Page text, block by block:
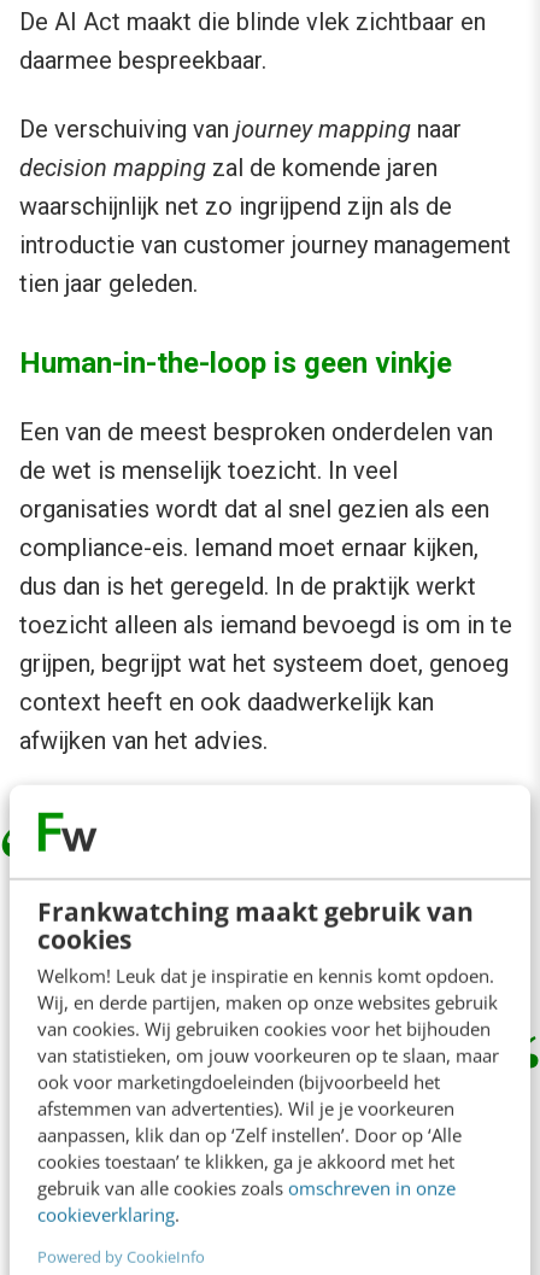
Frankwatching maakt gebruik van
cookies
Welkom! Leuk dat je inspiratie en kennis komt opdoen.
Wij, en derde partijen, maken op onze websites gebruik
van cookies. Wij gebruiken cookies voor het bijhouden
van statistieken, om jouw voorkeuren op te slaan, maar
ook voor marketingdoeleinden (bijvoorbeeld het
afstemmen van advertenties). Wil je je voorkeuren
aanpassen, klik dan op ‘Zelf instellen’. Door op ‘Alle
cookies toestaan’ te klikken, ga je akkoord met het
gebruik van alle cookies zoals omschreven in onze
cookieverklaring.
Powered by CookieInfo
De AI Act maakt die blinde vlek zichtbaar en
daarmee bespreekbaar.
De verschuiving van journey mapping naar
decision mapping zal de komende jaren
waarschijnlijk net zo ingrijpend zijn als de
introductie van customer journey management
tien jaar geleden.
Human-in-the-loop is geen vinkje
Een van de meest besproken onderdelen van
de wet is menselijk toezicht. In veel
organisaties wordt dat al snel gezien als een
compliance-eis. Iemand moet ernaar kijken,
dus dan is het geregeld. In de praktijk werkt
toezicht alleen als iemand bevoegd is om in te
grijpen, begrijpt wat het systeem doet, genoeg
context heeft en ook daadwerkelijk kan
afwijken van het advies.
Als mensen geen echte ruimte hebben
om in te grijpen, is toezicht vooral
schijnzekerheid.
Daarmee wordthuman-in-the-loopgeen
juridische formaliteit, maar een
ontwerpvraagstuk. En eigenlijk ook een UX-
vraagstuk. Want als mensen niet begrijpen hoe
een systeem tot een aanbeveling komt, kunnen